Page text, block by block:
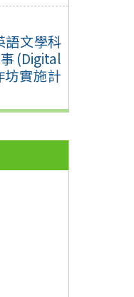
語文學科
(Digital
實施計